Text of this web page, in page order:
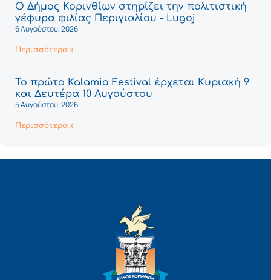
Ο Δήμος Κορινθίων στηρίζει την πολιτιστική
γέφυρα φιλίας Περιγιαλίου - Lugoj
6 Αυγούστου, 2026
Περισσότερα »
Το πρώτο Kalamia Festival έρχεται Κυριακή 9
και Δευτέρα 10 Αυγούστου
5 Αυγούστου, 2026
Περισσότερα »